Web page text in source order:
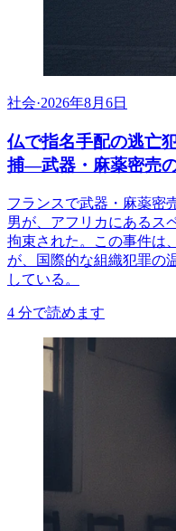
社会·2026年8月6日
仏で指名手配の逃亡
捕―武器・麻薬密売
フランスで武器・麻薬密
男が、アフリカにあるス
拘束された。この事件は
が、国際的な組織犯罪の
している。
4 分で読めます